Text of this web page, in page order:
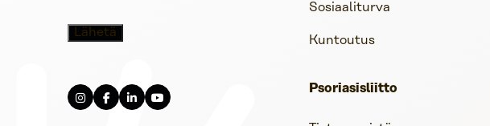
Sosiaaliturva
Kuntoutus
Psoriasisliitto